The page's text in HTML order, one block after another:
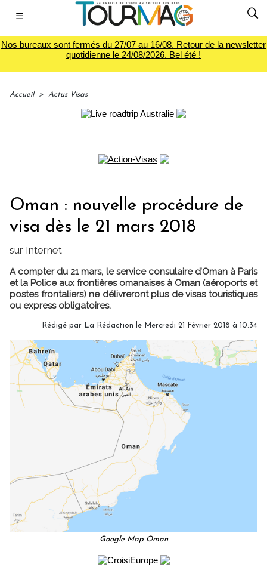
☰
Nos bureaux sont fermés du 27/07 au 16/08. Retour de la newsletter
quotidienne le 24/08/2026. Bel été !
Accueil > Actus Visas
Oman : nouvelle procédure de
visa dès le 21 mars 2018
sur Internet
A compter du 21 mars, le service consulaire d’Oman à Paris
et la Police aux frontières omanaises à Oman (aéroports et
postes frontaliers) ne délivreront plus de visas touristiques
ou express obligatoires.
Rédigé par La Rédaction le Mercredi 21 Février 2018 à 10:34
Google Map Oman